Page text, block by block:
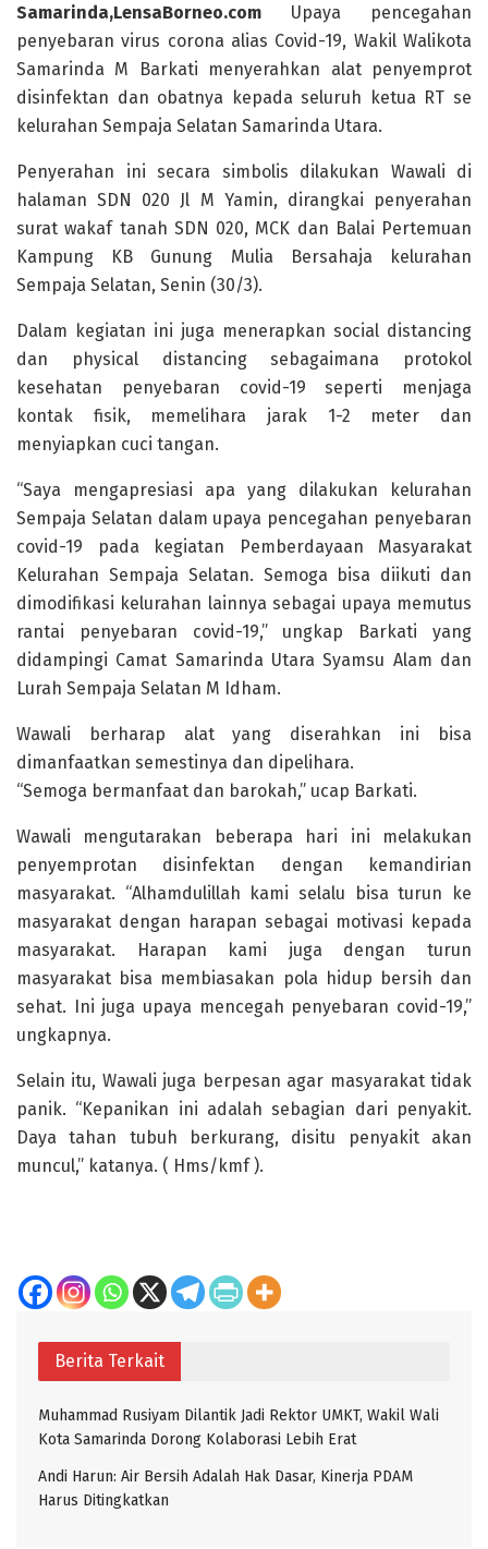
Samarinda,LensaBorneo.com Upaya pencegahan
penyebaran virus corona alias Covid-19, Wakil Walikota
Samarinda M Barkati menyerahkan alat penyemprot
disinfektan dan obatnya kepada seluruh ketua RT se
kelurahan Sempaja Selatan Samarinda Utara.
Penyerahan ini secara simbolis dilakukan Wawali di
halaman SDN 020 Jl M Yamin, dirangkai penyerahan
surat wakaf tanah SDN 020, MCK dan Balai Pertemuan
Kampung KB Gunung Mulia Bersahaja kelurahan
Sempaja Selatan, Senin (30/3).
Dalam kegiatan ini juga menerapkan social distancing
dan physical distancing sebagaimana protokol
kesehatan penyebaran covid-19 seperti menjaga
kontak fisik, memelihara jarak 1-2 meter dan
menyiapkan cuci tangan.
“Saya mengapresiasi apa yang dilakukan kelurahan
Sempaja Selatan dalam upaya pencegahan penyebaran
covid-19 pada kegiatan Pemberdayaan Masyarakat
Kelurahan Sempaja Selatan. Semoga bisa diikuti dan
dimodifikasi kelurahan lainnya sebagai upaya memutus
rantai penyebaran covid-19,” ungkap Barkati yang
didampingi Camat Samarinda Utara Syamsu Alam dan
Lurah Sempaja Selatan M Idham.
Wawali berharap alat yang diserahkan ini bisa
dimanfaatkan semestinya dan dipelihara.
“Semoga bermanfaat dan barokah,” ucap Barkati.
Wawali mengutarakan beberapa hari ini melakukan
penyemprotan disinfektan dengan kemandirian
masyarakat. “Alhamdulillah kami selalu bisa turun ke
masyarakat dengan harapan sebagai motivasi kepada
masyarakat. Harapan kami juga dengan turun
masyarakat bisa membiasakan pola hidup bersih dan
sehat. Ini juga upaya mencegah penyebaran covid-19,”
ungkapnya.
Selain itu, Wawali juga berpesan agar masyarakat tidak
panik. “Kepanikan ini adalah sebagian dari penyakit.
Daya tahan tubuh berkurang, disitu penyakit akan
muncul,” katanya. ( Hms/kmf ).
Berita Terkait
Muhammad Rusiyam Dilantik Jadi Rektor UMKT, Wakil Wali
Kota Samarinda Dorong Kolaborasi Lebih Erat
Andi Harun: Air Bersih Adalah Hak Dasar, Kinerja PDAM
Harus Ditingkatkan